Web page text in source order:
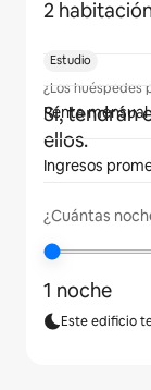
2
¿Los huéspedes
Sí, tendrán
ellos.
¿Cuántas
1 noche
Este edificio
Estudio
Renta
Ingresos